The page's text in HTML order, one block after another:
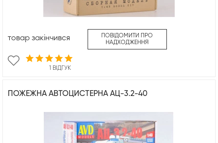
1 ВІДГУК
товар закінчився
ПОВІДОМИТИ ПРО
НАДХОДЖЕННЯ
ПОЖЕЖНА АВТОЦИСТЕРНА АЦ-3.2-40